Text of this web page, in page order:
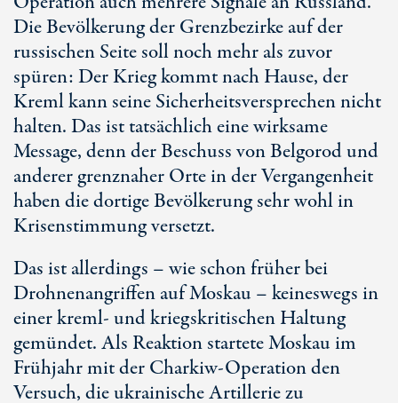
Die Bevölkerung der Grenzbezirke auf der
russischen Seite soll noch mehr als zuvor
spüren: Der Krieg kommt nach Hause, der
Kreml kann seine Sicherheitsversprechen nicht
halten. Das ist tatsächlich eine wirksame
Message, denn der Beschuss von Belgorod und
anderer grenznaher Orte in der Vergangenheit
haben die dortige Bevölkerung sehr wohl in
Krisenstimmung versetzt.
Das ist allerdings – wie schon früher bei
Drohnenangriffen auf Moskau – keineswegs in
einer kreml- und kriegskritischen Haltung
gemündet. Als Reaktion startete Moskau im
Frühjahr mit der Charkiw-Operation den
Versuch, die ukrainische Artillerie zu